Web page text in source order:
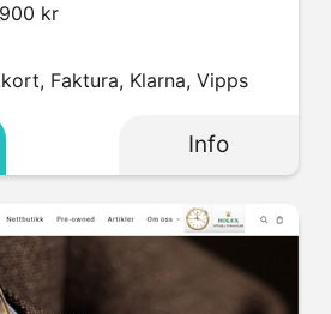
kr
Faktura, Klarna, Vipps
Info